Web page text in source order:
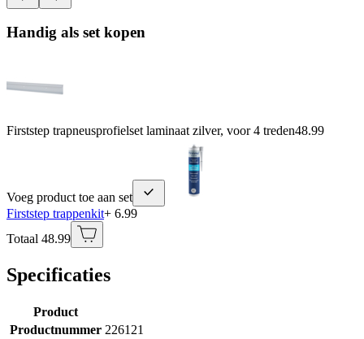
Handig als set kopen
Firststep trapneusprofielset laminaat zilver, voor 4 treden48.99
Voeg product toe aan set
Firststep trappenkit+ 6.99
Totaal 48.99
Specificaties
Product
Productnummer 226121